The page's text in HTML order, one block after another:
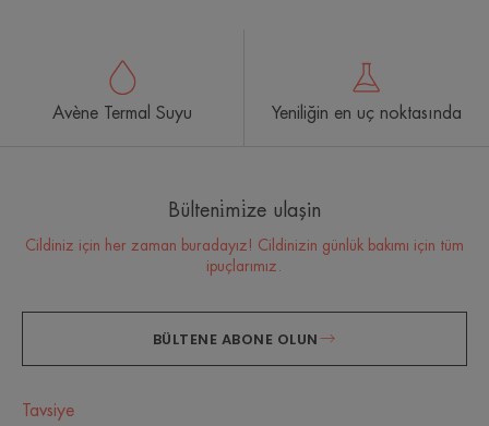
Avène Termal Suyu Yeniliğin en uç noktasında
Bülteni̇mi̇ze ulaşin
Cildiniz için her zaman buradayız! Cildinizin günlük bakımı için tüm
ipuçlarımız.
BÜLTENE ABONE OLUN
Tavsiye